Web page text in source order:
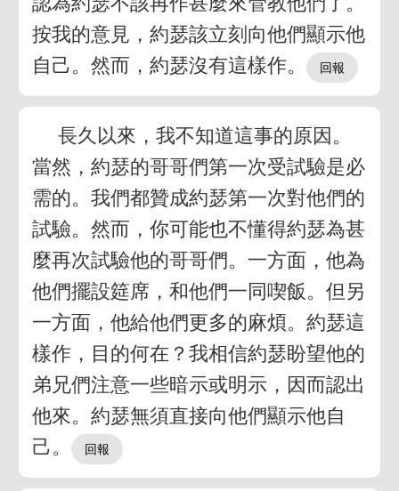
按我的意見，約瑟該立刻向他們顯示他
自己。然而，約瑟沒有這樣作。
長久以來，我不知道這事的原因。
當然，約瑟的哥哥們第一次受試驗是必
需的。我們都贊成約瑟第一次對他們的
試驗。然而，你可能也不懂得約瑟為甚
麼再次試驗他的哥哥們。一方面，他為
他們擺設筵席，和他們一同喫飯。但另
一方面，他給他們更多的麻煩。約瑟這
樣作，目的何在？我相信約瑟盼望他的
弟兄們注意一些暗示或明示，因而認出
他來。約瑟無須直接向他們顯示他自
己。